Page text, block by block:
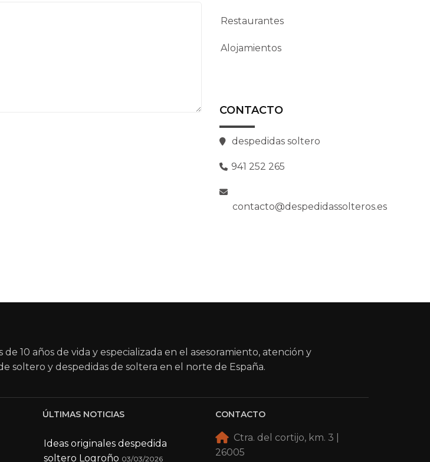
Restaurantes
Alojamientos
CONTACTO
despedidas soltero
941 252 265
contacto@despedidassolteros.es
10 años de vida y especializada en el asesoramiento, atención y
soltero y despedidas de soltera en el norte de España.
ÚLTIMAS NOTICIAS
Ideas originales despedida
soltero Logroño 03/03/2026
CONTACTO
Ctra. del cortijo, km. 3 |
26005